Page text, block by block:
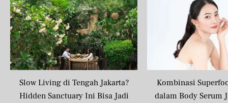
Slow Living di Tengah Jakarta?
Hidden Sanctuary Ini Bisa Jadi
Kombinasi
dalam Body Serum